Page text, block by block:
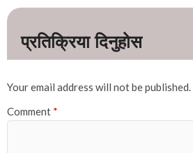
Your email address will not be published.
Comment *